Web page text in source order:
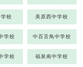
校 美原西中学校
学校 中百舌鳥中学校
学校 福泉南中学校